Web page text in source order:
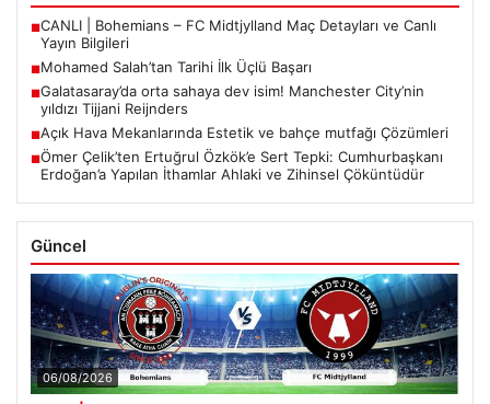
■CANLI | Bohemians – FC Midtjylland Maç Detayları ve Canlı
Yayın Bilgileri
■Mohamed Salah’tan Tarihi İlk Üçlü Başarı
■Galatasaray’da orta sahaya dev isim! Manchester City’nin
yıldızı Tijjani Reijnders
■Açık Hava Mekanlarında Estetik ve bahçe mutfağı Çözümleri
■Ömer Çelik’ten Ertuğrul Özkök’e Sert Tepki: Cumhurbaşkanı
Erdoğan’a Yapılan İthamlar Ahlaki ve Zihinsel Çöküntüdür
Güncel
06/08/2026